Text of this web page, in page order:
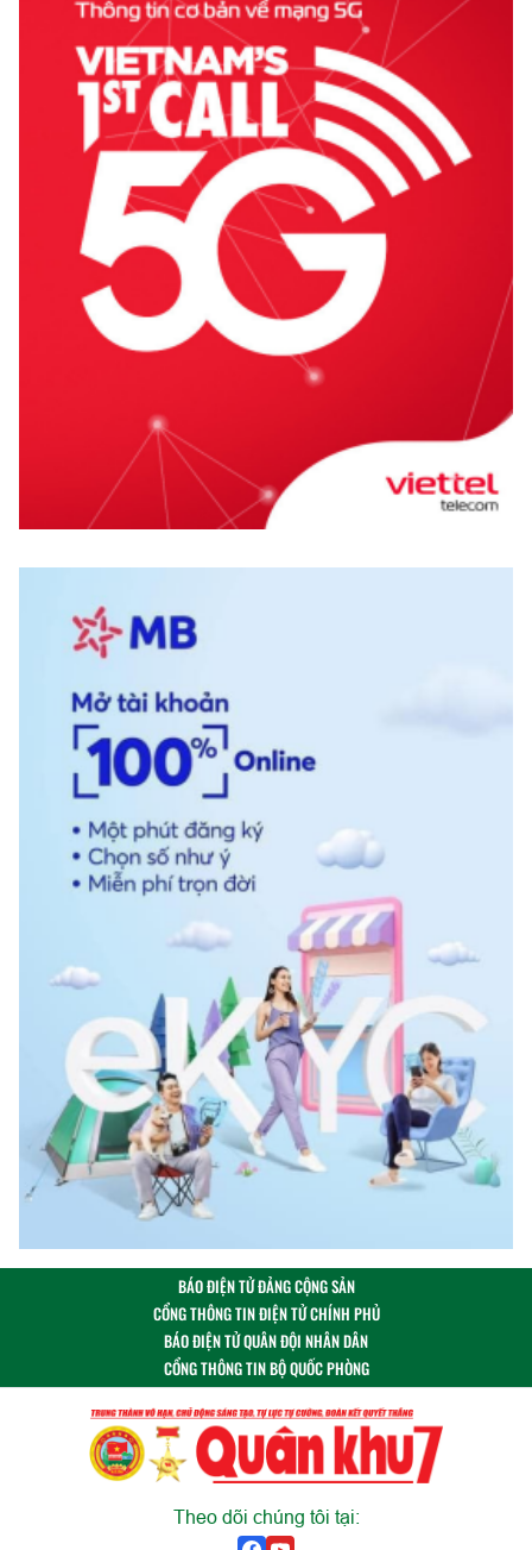
BÁO ĐIỆN TỬ ĐẢNG CỘNG SẢN
CỔNG THÔNG TIN ĐIỆN TỬ CHÍNH PHỦ
BÁO ĐIỆN TỬ QUÂN ĐỘI NHÂN DÂN
CỔNG THÔNG TIN BỘ QUỐC PHÒNG
Theo dõi chúng tôi tại: